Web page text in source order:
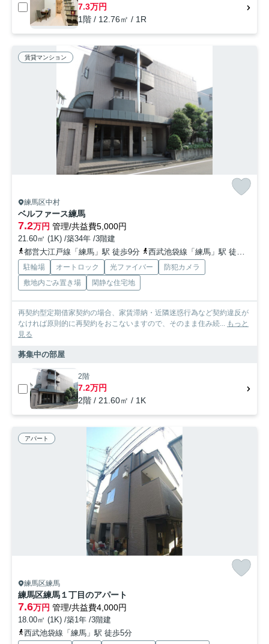
7.3万円
1階 / 12.76㎡ / 1R
賃貸マンション
練馬区中村
ベルファース練馬
7.2万円 管理/共益費5,000円
21.60㎡ (1K) /築34年 /3階建
都営大江戸線「練馬」駅 徒歩9分
西武池袋線「練馬」駅 徒歩9分
駐輪場 オートロック 光ファイバー
防犯カメラ
敷地内ごみ置き場
閑静な住宅地
再契約型定期借家契約の場合、家賃滞納・近隣迷惑行為など契約違反が
なければ原則的に再契約をおこないますので、そのまま住み続... もっと
見る
募集中の部屋
2階
7.2万円
2階 / 21.60㎡ / 1K
アパート
練馬区練馬
練馬区練馬１丁目のアパート
7.6万円 管理/共益費4,000円
18.00㎡ (1K) /築1年 /3階建
西武池袋線「練馬」駅 徒歩5分